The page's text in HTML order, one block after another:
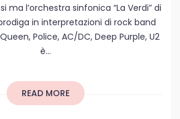
ma l’orchestra sinfonica “La Verdi” di
in interpretazioni di rock band
Police, AC/DC, Deep Purple, U2
è...
READ MORE